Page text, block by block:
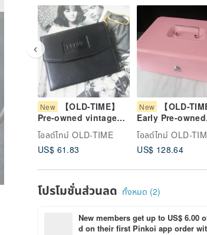
New
【OLD-TIME】
Pre-owned vintage
FERRE coin purse
โอลด์ไทม์ OLD-TIME
US$ 61.83
New
【OLD-
Early Pre-owned
Metal Pink
Money Box
โอลด์ไทม์ OLD-
US$ 128.64
โปรโมชั่นส่วนลด ทั้งหมด (2)
New members get up to US$
d on their first Pinkoi app order